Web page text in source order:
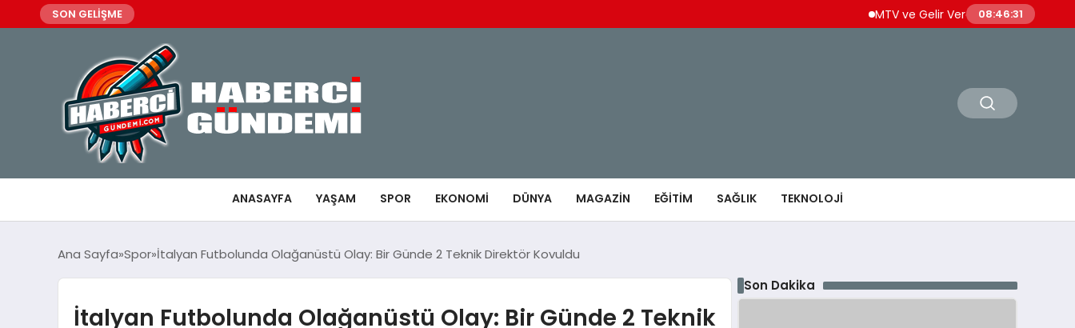
SON GELİŞME MTV ve Gelir Vergisi Ödemeleri İçin Son
08:46:32
ANASAYFA YAŞAM SPOR EKONOMI DÜNYA MAGAZIN EĞITIM SAĞLIK TEKNOLOJI
Ana Sayfa Spor İtalyan Futbolunda Olağanüstü Olay: Bir Günde 2 Teknik Direktör Kovuldu
İtalyan Futbolunda Olağanüstü Olay: Bir Günde 2 Teknik
Son Dakika